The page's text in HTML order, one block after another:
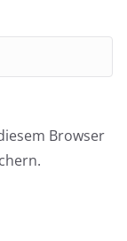
Browser